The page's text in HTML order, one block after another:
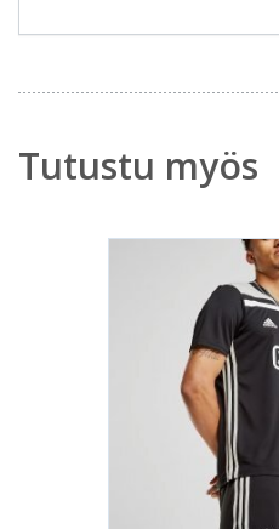
Tutustu myös